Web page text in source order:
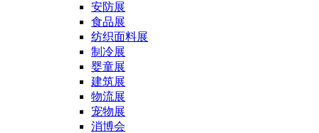
安防展
食品展
纺织面料展
制冷展
婴童展
建筑展
物流展
宠物展
消博会